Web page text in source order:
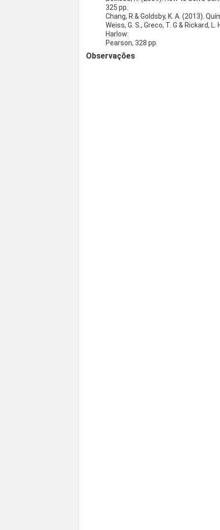
325 pp.
Chang, R.& Goldsby, K. A. (2013).
Weiss, G. S., Greco, T. G & Rickard,
Harlow:
Pearson, 328 pp.
Observações